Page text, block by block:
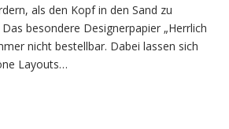
als den Kopf in den Sand zu
besondere Designerpapier „Herrlich
nicht bestellbar. Dabei lassen sich
Layouts…